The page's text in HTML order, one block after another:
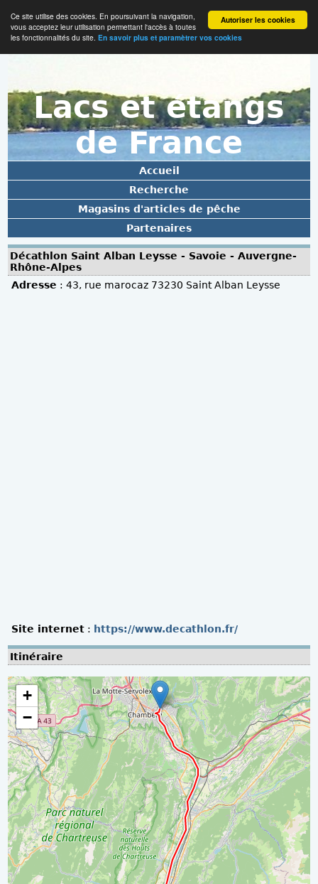
Autoriser les cookies
Ce site utilise des cookies. En poursuivant la navigation,
vous acceptez leur utilisation permettant l'accès à toutes
les fonctionnalités du site. En savoir plus et paramètrer vos cookies
Lacs et étangs
de France
Accueil
Recherche
Magasins d'articles de pêche
Partenaires
Décathlon Saint Alban Leysse - Savoie - Auvergne-
Rhône-Alpes
Adresse : 43, rue marocaz 73230 Saint Alban Leysse
Site internet : https://www.decathlon.fr/
Itinéraire
+
−